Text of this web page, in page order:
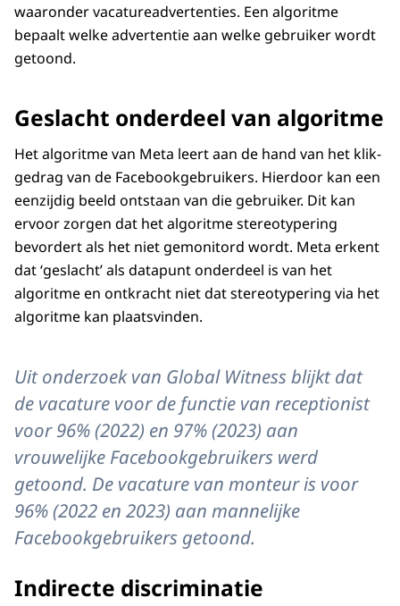
waaronder vacatureadvertenties. Een algoritme
bepaalt welke advertentie aan welke gebruiker wordt
getoond.
Geslacht onderdeel van algoritme
Het algoritme van Meta leert aan de hand van het klik-
gedrag van de Facebookgebruikers. Hierdoor kan een
eenzijdig beeld ontstaan van die gebruiker. Dit kan
ervoor zorgen dat het algoritme stereotypering
bevordert als het niet gemonitord wordt. Meta erkent
dat ‘geslacht’ als datapunt onderdeel is van het
algoritme en ontkracht niet dat stereotypering via het
algoritme kan plaatsvinden.
Uit onderzoek van Global Witness blijkt dat
de vacature voor de functie van receptionist
voor 96% (2022) en 97% (2023) aan
vrouwelijke Facebookgebruikers werd
getoond. De vacature van monteur is voor
96% (2022 en 2023) aan mannelijke
Facebookgebruikers getoond.
Indirecte discriminatie